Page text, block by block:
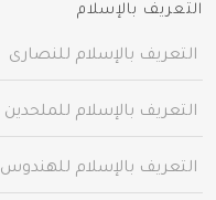
التعريف بالإسلام
التعريف بالإسلام للنصارى
التعريف بالإسلام للملحدين
التعريف بالإسلام للهندوس